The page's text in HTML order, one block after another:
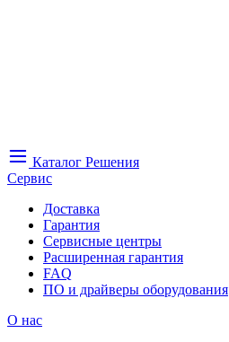
Каталог Решения
Сервис
Доставка
Гарантия
Сервисные центры
Расширенная гарантия
FAQ
ПО и драйверы оборудования
О нас